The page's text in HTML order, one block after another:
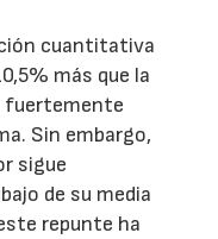
cuantitativa
más que la
fuertemente
Sin embargo,
sigue
de su media
repunte ha